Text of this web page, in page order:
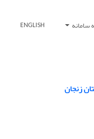
سامانه ENGLISH
زنجان